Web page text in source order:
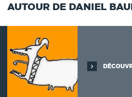
AUTOUR DE DANIEL